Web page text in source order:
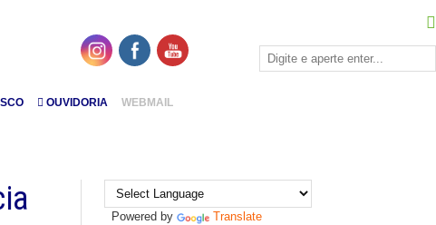
OUVIDORIA WEBMAIL
Powered by Translate